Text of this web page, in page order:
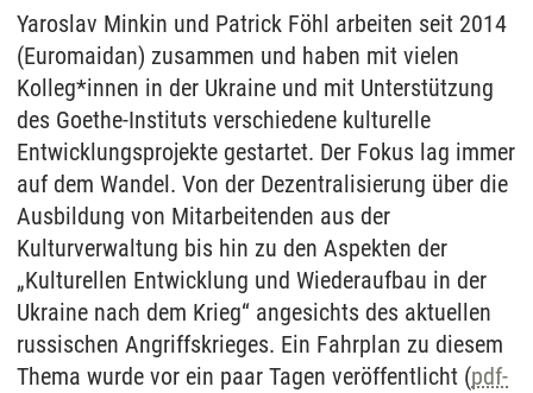
Yaroslav Minkin und Patrick Föhl arbeiten seit 2014
(Euromaidan) zusammen und haben mit vielen
Kolleg*innen in der Ukraine und mit Unterstützung
des Goethe-Instituts verschiedene kulturelle
Entwicklungsprojekte gestartet. Der Fokus lag immer
auf dem Wandel. Von der Dezentralisierung über die
Ausbildung von Mitarbeitenden aus der
Kulturverwaltung bis hin zu den Aspekten der
„Kulturellen Entwicklung und Wiederaufbau in der
Ukraine nach dem Krieg“ angesichts des aktuellen
russischen Angriffskrieges. Ein Fahrplan zu diesem
Thema wurde vor ein paar Tagen veröffentlicht (pdf-